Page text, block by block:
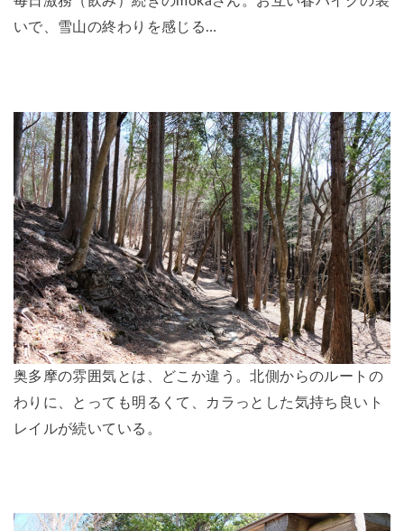
いで、雪山の終わりを感じる…
奥多摩の雰囲気とは、どこか違う。北側からのルートの
わりに、とっても明るくて、カラっとした気持ち良いト
レイルが続いている。